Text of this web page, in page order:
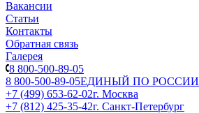
Вакансии
Статьи
Контакты
Обратная связь
Галерея
8 800-500-89-05
8 800-500-89-05ЕДИНЫЙ ПО РОССИИ
+7 (499) 653-62-02г. Москва
+7 (812) 425-35-42г. Санкт-Петербург